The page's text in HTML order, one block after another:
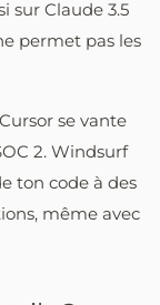
sur Claude 3.5
permet pas les
se vante
2. Windsurf
ton code à des
même avec